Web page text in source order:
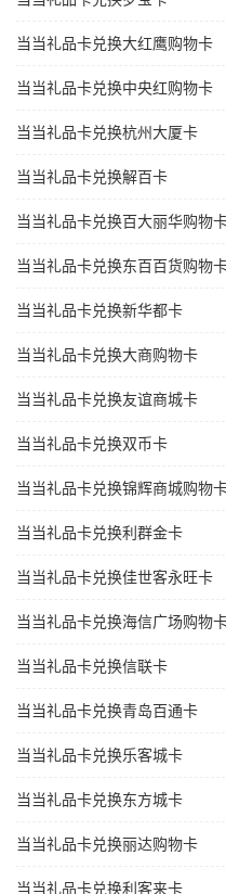
当当礼品卡兑换大红鹰购物卡
当当礼品卡兑换中央红购物卡
当当礼品卡兑换杭州大厦卡
当当礼品卡兑换解百卡
当当礼品卡兑换百大丽华购物
当当礼品卡兑换东百百货购物
当当礼品卡兑换新华都卡
当当礼品卡兑换大商购物卡
当当礼品卡兑换友谊商城卡
当当礼品卡兑换双币卡
当当礼品卡兑换锦辉商城购物
当当礼品卡兑换利群金卡
当当礼品卡兑换佳世客永旺卡
当当礼品卡兑换海信广场购物
当当礼品卡兑换信联卡
当当礼品卡兑换青岛百通卡
当当礼品卡兑换乐客城卡
当当礼品卡兑换东方城卡
当当礼品卡兑换丽达购物卡
当当礼品卡兑换利客来卡